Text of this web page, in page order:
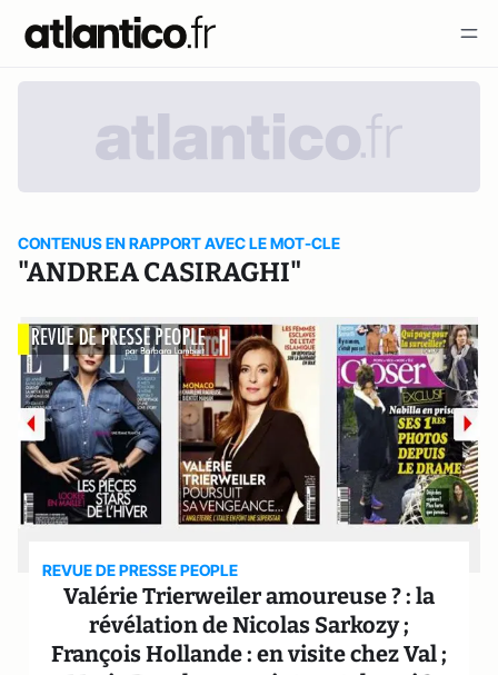
CONTENUS EN RAPPORT AVEC LE MOT-CLE
"ANDREA CASIRAGHI"
REVUE DE PRESSE PEOPLE
Valérie Trierweiler amoureuse ? : la
révélation de Nicolas Sarkozy ;
François Hollande : en visite chez Val ;